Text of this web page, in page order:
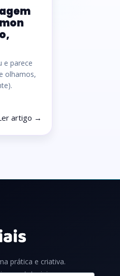
e parece
olhamos,
artigo →
prática e criativa.
com tutoriais,